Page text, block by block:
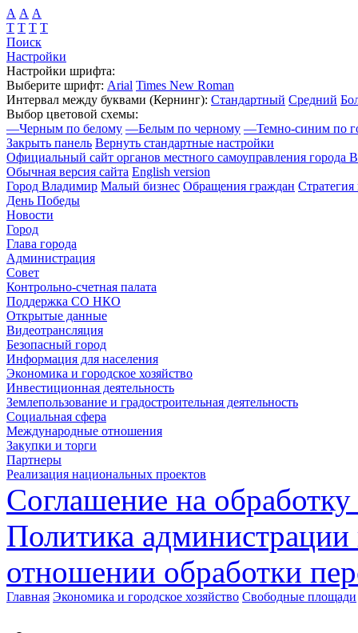
А А А
Т Т Т Т
Поиск
Настройки
Настройки шрифта:
Выберите шрифт: Arial Times New Roman
Интервал между буквами (Кернинг): Стандартный Средний
Выбор цветовой схемы:
—Черным по белому —Белым по черному —Темно-синим по
Закрыть панель Вернуть стандартные настройки
Официальный сайт органов местного самоуправления города
Обычная версия сайта English version
Город Владимир Малый бизнес Обращения граждан Стратегия
День Победы
Новости
Город
Глава города
Администрация
Совет
Контрольно-счетная палата
Поддержка СО НКО
Открытые данные
Видеотрансляция
Безопасный город
Информация для населения
Экономика и городское хозяйство
Инвестиционная деятельность
Землепользование и градостроительная деятельность
Социальная сфера
Международные отношения
Закупки и торги
Партнеры
Реализация национальных проектов
Соглашение на
Политика
отношении обработки
Главная Экономика и городское хозяйство Свободные площади